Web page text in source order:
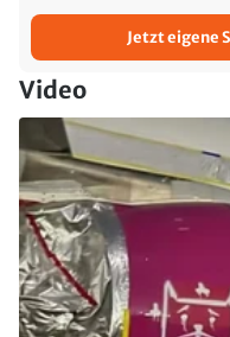
Jetzt eigene
Video